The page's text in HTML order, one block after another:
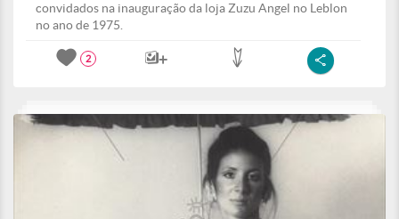
convidados na inauguração da loja Zuzu Angel no Leblon
no ano de 1975.
2